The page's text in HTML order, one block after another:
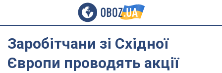
Заробітчани зі Східної
Європи проводять акції